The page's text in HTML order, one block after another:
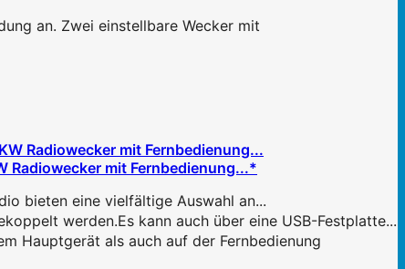
an. Zwei einstellbare Wecker mit
Radiowecker mit Fernbedienung...*
bieten eine vielfältige Auswahl an...
werden.Es kann auch über eine USB-Festplatte...
Hauptgerät als auch auf der Fernbedienung